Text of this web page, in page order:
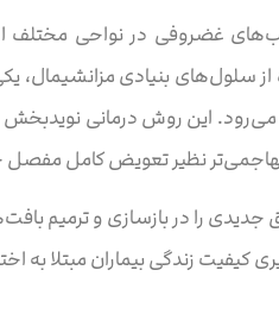
غضروفی در نواحی مختلف
سلول‌های بنیادی مزانشیمال،
این روش درمانی نوید‌بخش
نظیر تعویض کامل مفصل
جدیدی را در بازسازی و ترمیم
کیفیت زندگی بیماران مبتلا به